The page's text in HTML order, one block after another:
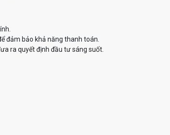
đảm bảo khả năng thanh toán.
ra quyết định đầu tư sáng suốt.